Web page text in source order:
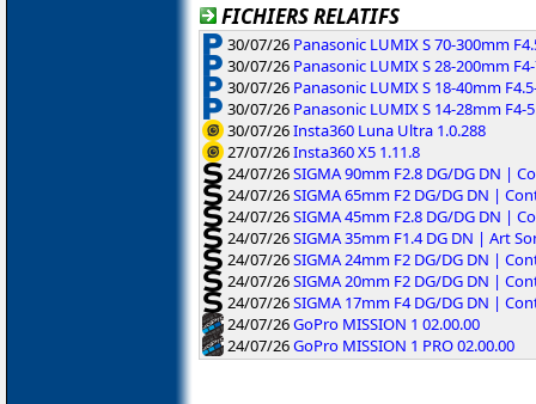
FICHIERS RELATIFS
30/07/26 Panasonic LUMIX S 70-300mm
30/07/26 Panasonic LUMIX S 28-200mm
30/07/26 Panasonic LUMIX S 18-40mm
30/07/26 Panasonic LUMIX S 14-28mm F4-
30/07/26Insta360 Luna Ultra 1.0.288
27/07/26Insta360 X5 1.11.8
24/07/26SIGMA 90mm F2.8 DG/DG DN |
24/07/26SIGMA 65mm F2 DG/DG DN |
24/07/26SIGMA 45mm F2.8 DG/DG DN |
24/07/26SIGMA 35mm F1.4 DG DN | Art
24/07/26SIGMA 24mm F2 DG/DG DN |
24/07/26SIGMA 20mm F2 DG/DG DN |
24/07/26SIGMA 17mm F4 DG/DG DN |
24/07/26GoPro MISSION 1 02.00.00
24/07/26GoPro MISSION 1 PRO 02.00.00